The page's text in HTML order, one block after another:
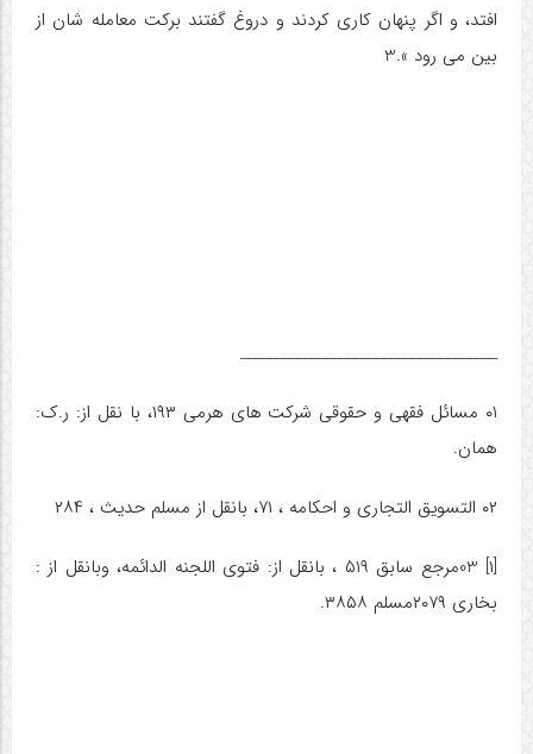
افتد، و اگر پنهان کاری کردند و دروغ گفتند برکت معامله شان از
بین می رود ».3
____________________________________
۰۱ مسائل فقهی و حقوقی شرکت های هرمی ۱۹۳، با نقل از: ر.ک:
همان.
۰۲ التسویق التجاری و احکامه ، ۷۱، بانقل از مسلم حدیث ، ۲۸۴
[۱]
03مرجع سابق ۵۱۹ ، بانقل از: فتوی اللجنه الدائمه، وبانقل از :
بخاری ۲۰۷۹مسلم ۳۸۵۸.